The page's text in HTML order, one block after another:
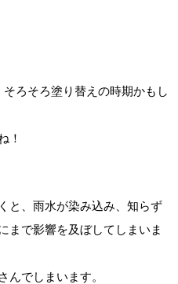
そろそろ塗り替えの時期かもし
！
と、雨水が染み込み、知らず
まで影響を及ぼしてしまいま
んでしまいます。